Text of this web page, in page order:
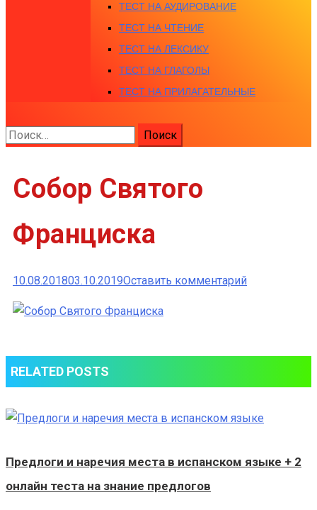
ТЕСТ НА АУДИРОВАНИЕ
ТЕСТ НА ЧТЕНИЕ
ТЕСТ НА ЛЕКСИКУ
ТЕСТ НА ГЛАГОЛЫ
ТЕСТ НА ПРИЛАГАТЕЛЬНЫЕ
Найти:
Собор Святого
Франциска
10.08.201803.10.2019Оставить комментарийк
RELATED POSTS
Предлоги и наречия места в испанском языке + 2
онлайн теста на знание предлогов